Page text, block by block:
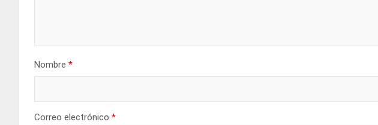
Nombre *
Correo electrónico *